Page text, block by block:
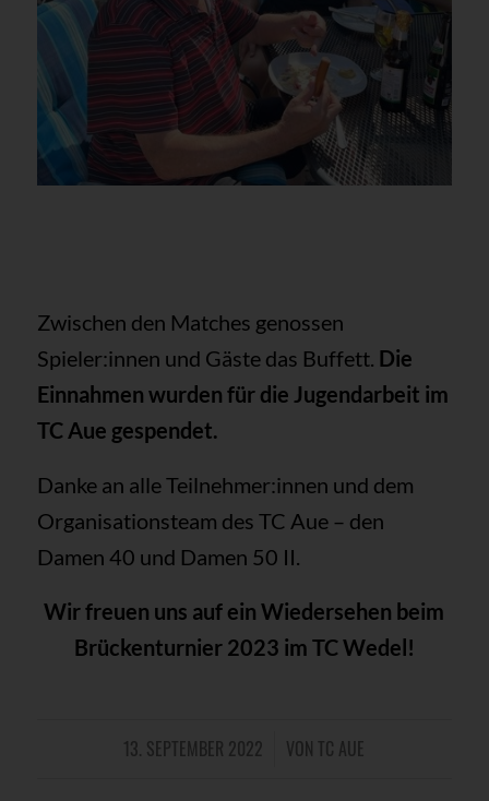
Zwischen den Matches genossen
Spieler:innen und Gäste das Buffett. Die
Einnahmen wurden für die Jugendarbeit im
TC Aue gespendet.
Danke an alle Teilnehmer:innen und dem
Organisationsteam des TC Aue – den
Damen 40 und Damen 50 II.
Wir freuen uns auf ein Wiedersehen beim
Brückenturnier 2023 im TC Wedel!
13. SEPTEMBER 2022
/ VON TC AUE